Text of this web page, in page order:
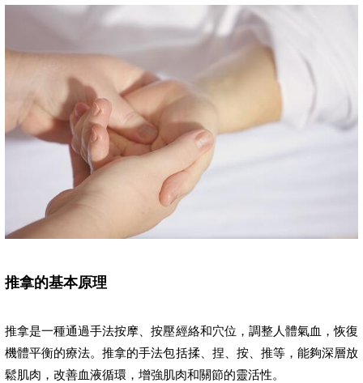
推拿的基本原理
推拿是一種通過手法按摩、按壓經絡和穴位，調整人體氣血，恢復
機體平衡的療法。推拿的手法包括揉、捏、按、推等，能夠深層放
鬆肌肉，改善血液循環，增強肌肉和關節的靈活性。